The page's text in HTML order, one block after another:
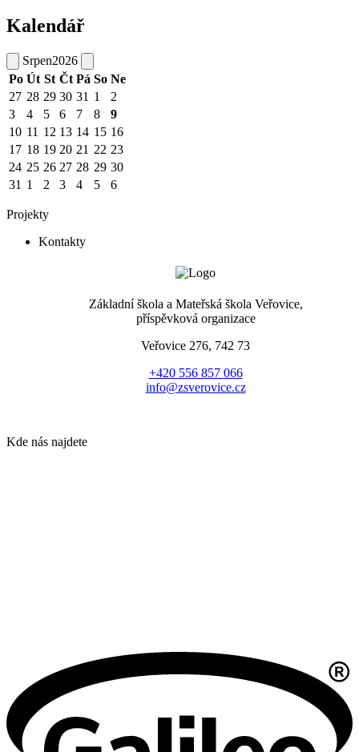
Kalendář
Srpen2026
Po Út St Čt Pá So Ne
27 28 29 30 31 1
2
3
4 5 6 7 8
9
10 11 12 13 14 15 16
17 18 19 20 21 22 23
24 25 26 27 28 29 30
31 1 2 3 4 5 6
Projekty
Kontakty
Základní škola a Mateřská škola Veřovice,
příspěvková organizace
Veřovice 276, 742 73
+420 556 857 066
info@zsverovice.cz
Kde nás najdete